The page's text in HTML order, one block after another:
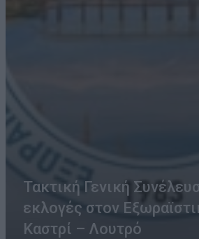
Τακτική Γενική
εκλογές στον
Καστρί – Λουτρό